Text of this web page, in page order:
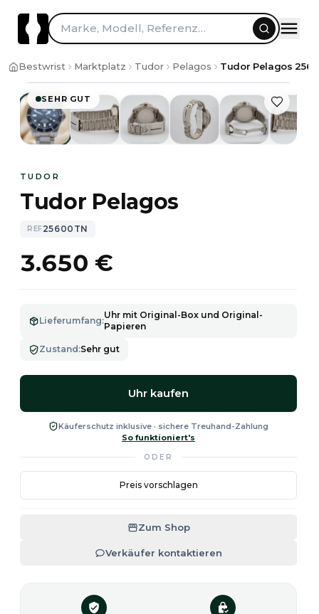
Marke, Modell, Referenz…
Bestwrist Marktplatz Tudor Pelagos Tudor Pelagos
SEHR GUT
1/10
TUDOR
Tudor Pelagos
REF25600TN
3.650 €
Lieferumfang:
Uhr mit Original-Box und Original-
Papieren
Zustand :Sehr gut
Uhr kaufen
Käuferschutz inklusive · sichere Treuhand-Zahlung
So funktioniert's
ODER
Preis vorschlagen
Zum Shop
Verkäufer kontaktieren